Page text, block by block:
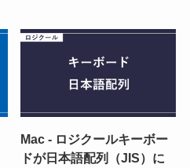
Mac - ロジクールキーボー
ドが日本語配列（JIS）に